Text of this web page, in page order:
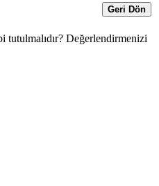
Geri Dön
Değerlendirmenizi